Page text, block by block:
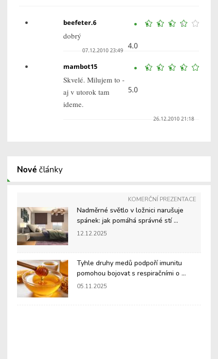
4.0
beefeter.6
dobrý
07.12.2010 23:49
5.0
mambot15
Skvelé. Milujem to -
aj v utorok tam
ideme.
26.12.2010 21:18
Nové články
KOMERČNÍ PREZENTACE
Nadměrné světlo v ložnici narušuje
spánek: jak pomáhá správné stí ...
12.12.2025
Tyhle druhy medů podpoří imunitu
pomohou bojovat s respiračními o ...
05.11.2025